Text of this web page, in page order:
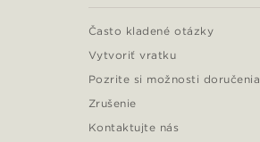
Často kladené otázky
Vytvoriť vratku
Pozrite si možnosti doručenia
Zrušenie
Kontaktujte nás